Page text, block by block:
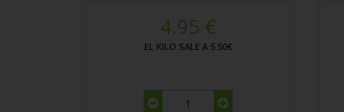
4.95 €
EL KILO SALE A 5.50€